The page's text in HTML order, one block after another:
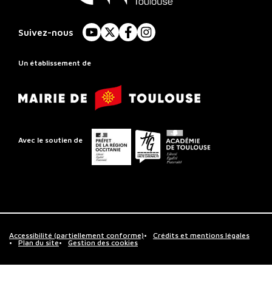
Rayonnement
Régional
Toulouse
Suivez-nous
YouTube
X FacebookInstagram
Un établissement de
Mairie
de
Avec le soutien de
Préfet
de
la
Conseil
départemental
Académie
de
Accessibilité (partiellement conforme)
Crédits et mentions légales
Plan du site
Gestion des cookies